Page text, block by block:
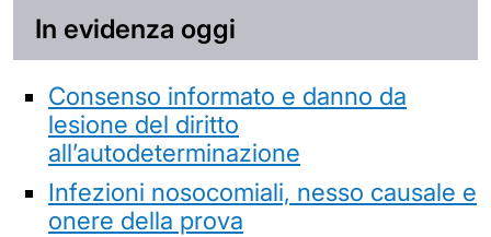
In evidenza oggi
Consenso informato e danno da
lesione del diritto
all’autodeterminazione
Infezioni nosocomiali, nesso causale e
onere della prova